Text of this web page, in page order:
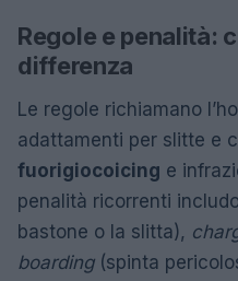
Regole e penalità:
differenza
Le regole richiamano
adattamenti per slitte e
fuorigiocoicing e
penalità ricorrenti
bastone o la slitta),
boarding(spinta